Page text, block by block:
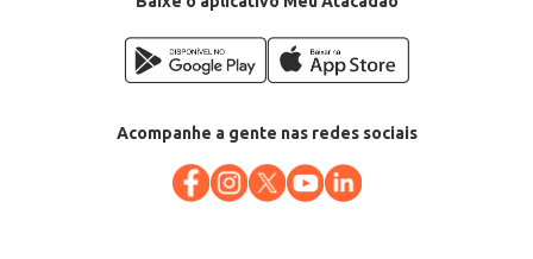
Acompanhe a gente nas redes sociais